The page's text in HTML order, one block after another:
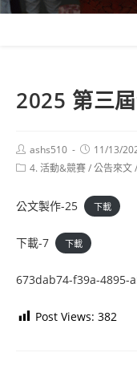
2025 第三
Post
author:
ashs510
Post
published:
11/13/
Post4. 活動&競賽/公告來文/
公文製作-25 下載
下載-7 下載
673dab74-f39a-4895-
Post Views: 382